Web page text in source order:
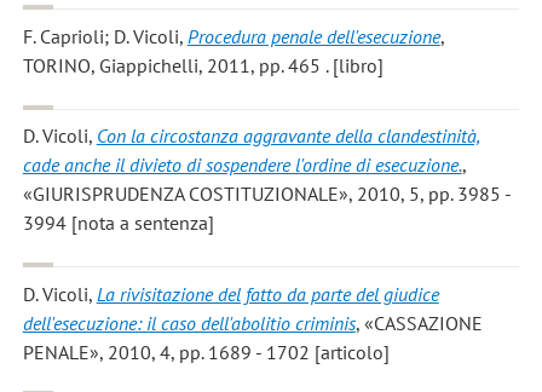
F. Caprioli; D. Vicoli, Procedura penale dell'esecuzione,
TORINO, Giappichelli, 2011, pp. 465 . [libro]
D. Vicoli, Con la circostanza aggravante della clandestinità,
cade anche il divieto di sospendere l'ordine di esecuzione.,
«GIURISPRUDENZA COSTITUZIONALE», 2010, 5, pp. 3985 -
3994 [nota a sentenza]
D. Vicoli, La rivisitazione del fatto da parte del giudice
dell'esecuzione: il caso dell'abolitio criminis, «CASSAZIONE
PENALE», 2010, 4, pp. 1689 - 1702 [articolo]